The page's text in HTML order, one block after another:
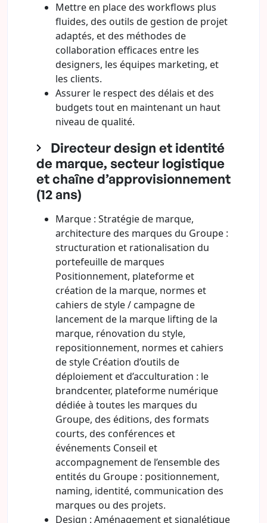
Mettre en place des workflows plus
fluides, des outils de gestion de projet
adaptés, et des méthodes de
collaboration efficaces entre les
designers, les équipes marketing, et
les clients.
Assurer le respect des délais et des
budgets tout en maintenant un haut
niveau de qualité.
Directeur design et identité
de marque, secteur logistique
et chaîne d’approvisionnement
(12 ans)
Marque : Stratégie de marque,
architecture des marques du Groupe :
structuration et rationalisation du
portefeuille de marques
Positionnement, plateforme et
création de la marque, normes et
cahiers de style / campagne de
lancement de la marque lifting de la
marque, rénovation du style,
repositionnement, normes et cahiers
de style Création d’outils de
déploiement et d’acculturation : le
brandcenter, plateforme numérique
dédiée à toutes les marques du
Groupe, des éditions, des formats
courts, des conférences et
événements Conseil et
accompagnement de l’ensemble des
entités du Groupe : positionnement,
naming, identité, communication des
marques ou des projets.
Design : Aménagement et signalétique